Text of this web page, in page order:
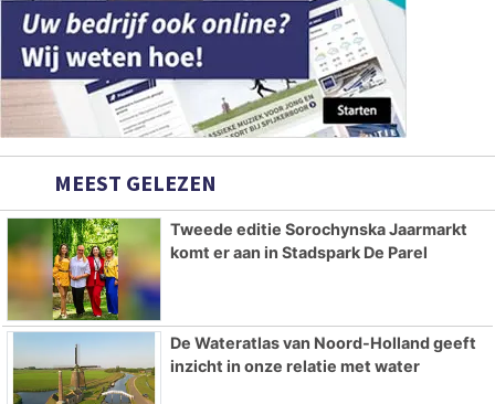
MEEST GELEZEN
Tweede editie Sorochynska Jaarmarkt
komt er aan in Stadspark De Parel
De Wateratlas van Noord-Holland geeft
inzicht in onze relatie met water